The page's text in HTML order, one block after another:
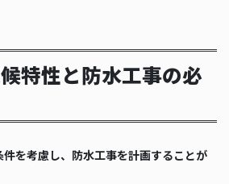
特性と防水工事の必
を考慮し、防水工事を計画することが